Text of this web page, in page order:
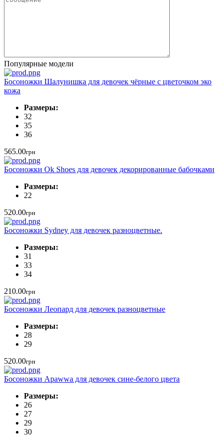
Популярные модели
Босоножки Шалунишка для девочек чёрные с цветочком эко
кожа
Размеры:
32
35
36
565.00грн
Босоножки Ok Shoes для девочек декорированные бабочками
Размеры:
22
520.00грн
Босоножки Sydney для девочек разноцветные.
Размеры:
31
33
34
210.00грн
Босоножки Леопард для девочек разноцветные
Размеры:
28
29
520.00грн
Босоножки Apawwa для девочек сине-белого цвета
Размеры:
26
27
29
30